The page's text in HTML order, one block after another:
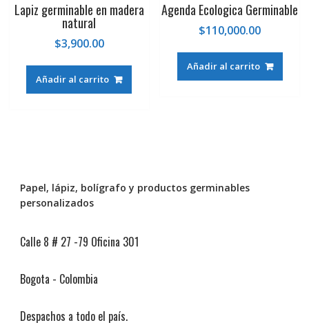
Lapiz germinable en madera
natural
$3,900.00
Añadir al carrito
Agenda Ecologica Germinable
$110,000.00
Añadir al carrito
Papel, lápiz, bolígrafo y productos germinables
personalizados
Calle 8 # 27 -79 Oficina 301
Bogota - Colombia
Despachos a todo el país.